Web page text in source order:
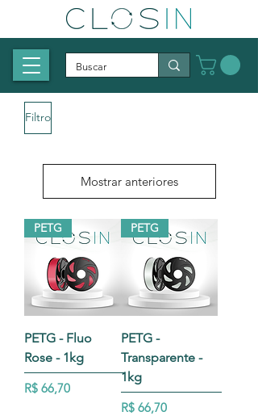
Filtro
Mostrar anteriores
PETG
PETG - Fluo
Rose - 1kg
Preço
R$ 66,70
PETG
PETG -
Transparente -
1kg
Preço
R$ 66,70